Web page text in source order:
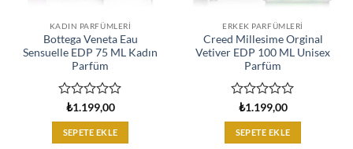
KADIN PARFÜMLERI
Bottega Veneta Eau
Sensuelle EDP 75 ML Kadın
Parfüm
üzerinden
0
oy
₺1.199,00
SEPETE EKLE
ERKEK PARFÜMLERI
Creed Millesime Orginal
Vetiver EDP 100 ML Unisex
Parfüm
üzerinden
0
oy
₺1.199,00
SEPETE EKLE